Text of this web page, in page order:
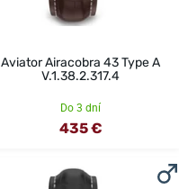
Aviator Airacobra 43 Type A
V.1.38.2.317.4
Do 3 dní
435 €